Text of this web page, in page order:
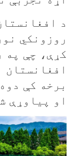
د
روزونکي
کړې، چې په
افغانستان
برخه کې
او پیاوړې